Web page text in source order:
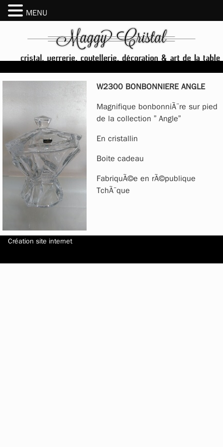
W2300 BONBONNIERE ANGLE
Magnifique bonbonniÃ¨re sur pied
de la collection ” Angle”
En cristallin
Boite cadeau
FabriquÃ©e en rÃ©publique
TchÃ¨que
Création site internet
MENU